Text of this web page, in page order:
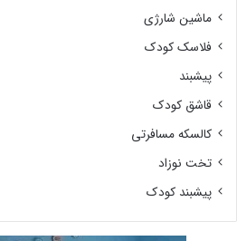
ماشین شارژی
فلاسک کودک
پیشبند
قاشق کودک
کالسکه مسافرتی
تخت نوزاد
پیشبند کودک